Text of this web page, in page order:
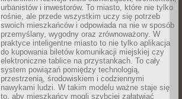
urbanistów i inwestorów. To miasto, które nie tylko
rośnie, ale przede wszystkim uczy się potrzeb
swoich mieszkańców i odpowiada na nie w sposób
przemyślany, wygodny oraz zrównoważony. W
praktyce inteligentne miasto to nie tylko aplikacja
do kupowania biletów komunikacji miejskiej czy
elektroniczne tablice na przystankach. To cały
system powiązań pomiędzy technologią,
przestrzenią, środowiskiem i codziennymi
nawykami ludzi. W takim modelu ważne staje się
to, aby mieszkańcy mogli szybciej załatwiać